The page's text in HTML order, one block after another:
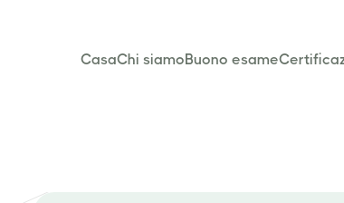
CasaChi siamoBuono esame